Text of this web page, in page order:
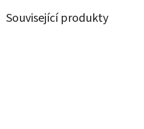
Související produkty